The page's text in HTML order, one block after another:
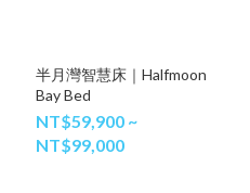
半月灣智慧床｜Halfmoon
Bay Bed
NT$59,900 ~
NT$99,000